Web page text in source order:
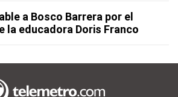
a Bosco Barrera por el
la educadora Doris Franco